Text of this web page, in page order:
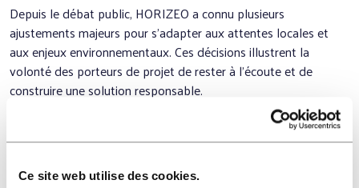
Ce site web utilise des cookies.
Depuis le débat public, HORIZEO a connu plusieurs
ajustements majeurs pour s’adapter aux attentes locales et
aux enjeux environnementaux. Ces décisions illustrent la
volonté des porteurs de projet de rester à l’écoute et de
construire une solution responsable.
Le déplacement du projet de centre de
données (31.05.2022)